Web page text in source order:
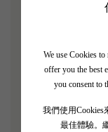
We use Cookies
offer you the best
you consent to
我們使用
最佳體驗。
靚年！經過廿
酒體飽滿，擁
得非常圓潤似
大時大節開嚟
燉肉，大班朋